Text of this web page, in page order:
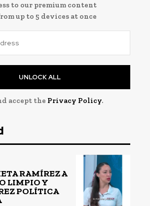
to our premium content
up to 5 devices at once
UNLOCK ALL
accept the Privacy Policy.
RAMÍREZ A
LIMPIO Y
POLÍTICA